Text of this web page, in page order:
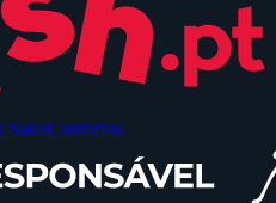
SalasContactos